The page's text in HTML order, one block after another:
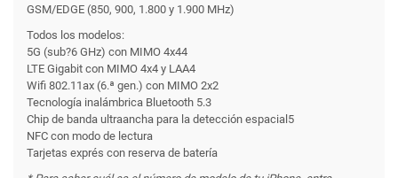
GSM/EDGE (850, 900, 1.800 y 1.900 MHz)
Todos los modelos:
5G (sub?6 GHz) con MIMO 4x44
LTE Gigabit con MIMO 4x4 y LAA4
Wifi 802.11ax (6.ª gen.) con MIMO 2x2
Tecnología inalámbrica Bluetooth 5.3
Chip de banda ultraancha para la detección espacial5
NFC con modo de lectura
Tarjetas exprés con reserva de batería